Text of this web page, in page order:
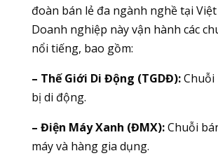
đoàn bán lẻ đa ngành nghề tại Việt
Doanh nghiệp này vận hành các
nổi tiếng, bao gồm:
– Thế Giới Di Động (TGDĐ):Chuỗi
bị di động.
– Điện Máy Xanh (ĐMX):Chuỗi
máy và hàng gia dụng.